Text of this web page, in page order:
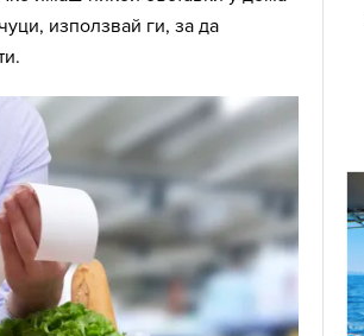
използвай ги, за да